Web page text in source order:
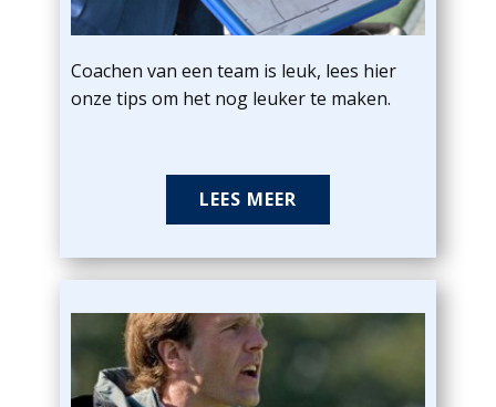
Coachen van een team is leuk, lees hier
onze tips om het nog leuker te maken.
LEES MEER